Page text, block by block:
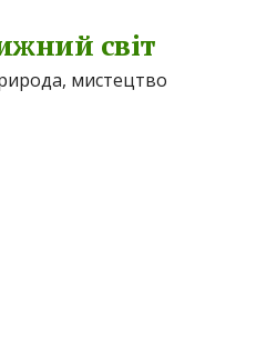
світ
мистецтво